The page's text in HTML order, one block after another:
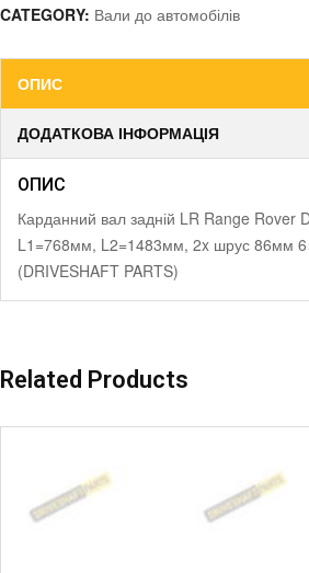
CATEGORY: Вали до автомобілів
ОПИС
ДОДАТКОВА ІНФОРМАЦІЯ
ОПИС
Карданний вал задній LR Range Rover
L1=768мм, L2=1483мм, 2x шрус 86мм
(DRIVESHAFT PARTS)
Related Products